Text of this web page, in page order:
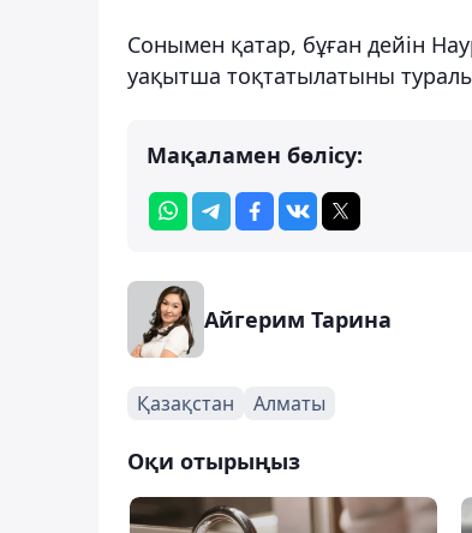
Сонымен қатар, бұған дейін
уақытша тоқтатылатыны
Мақаламен бөлісу:
Айгерим Тарина
Қазақстан Алматы
Оқи отырыңыз